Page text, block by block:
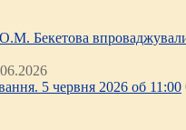
О.М. Бекетова
5 червня 2026 об 11:00